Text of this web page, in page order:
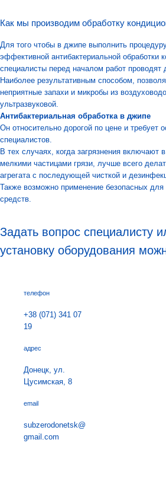
Как мы производим обработку
Для того чтобы в джипе выполнить
эффективной антибактериальной обработки
специалисты перед началом работ проводят
Наиболее результативным способом,
неприятные запахи и микробы из
ультразвуковой.
Антибактериальная обработка в джипе
Он относительно дорогой по цене и требует
специалистов.
В тех случаях, когда загрязнения включают
мелкими частицами грязи, лучше всего
агрегата с последующей чисткой и
Также возможно применение безопасных для
средств.
Задать вопрос специалисту
установку оборудования
телефон
+38 (071) 341 07
19
адрес
Донецк, ул.
Цусимская, 8
email
subzerodonetsk@
gmail.com